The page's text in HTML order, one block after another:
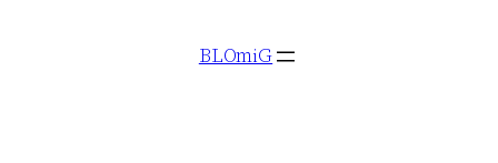
BLOmiG